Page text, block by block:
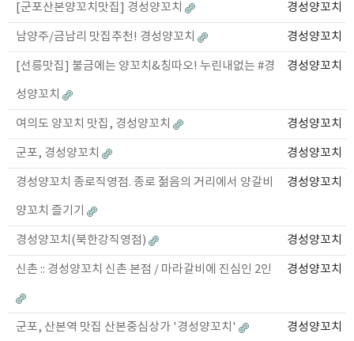
[군포산본양꼬치맛집] 경성양꼬치 경성양꼬치
남양주/금남리 맛집추천! 경성양꼬치 경성양꼬치
[선릉맛집] 불금에는 양꼬치&칭따오! 누린내없는 #경
성양꼬치
경성양꼬치
여의도 양꼬치 맛집, 경성양꼬치 경성양꼬치
군포, 경성양꼬치 경성양꼬치
경성양꼬치 종로직영점. 종로 젊음의 거리에서 양갈비
양꼬치 즐기기
경성양꼬치
경성양꼬치(북한강직영점) 경성양꼬치
신촌 :: 경성양꼬치 신촌 본점 / 마라갈비에 진심인 2인 경성양꼬치
군포, 산본역 맛집 산본중심상가 '경성양꼬치' 경성양꼬치